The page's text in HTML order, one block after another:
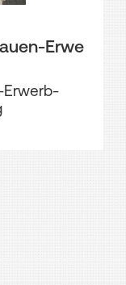
Erwe
Erwerb-